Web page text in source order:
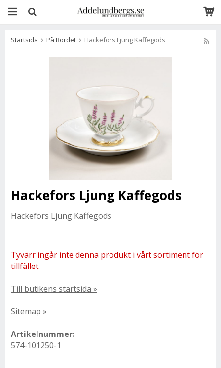
Startsida På Bordet Hackefors Ljung Kaffegods
Hackefors Ljung Kaffegods
Hackefors Ljung Kaffegods
Tyvärr ingår inte denna produkt i vårt sortiment för
tillfället.
Till butikens startsida »
Sitemap »
Artikelnummer:
574-101250-1